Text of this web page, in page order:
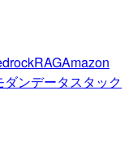
RAGAmazon
ダンデータスタック